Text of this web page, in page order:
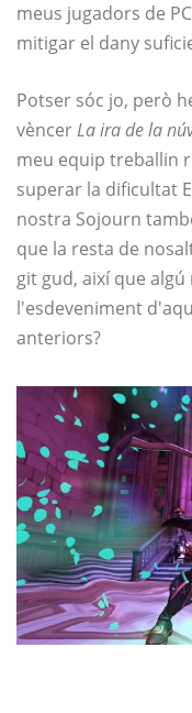
meus jugadors de
mitigar el dany
Potser sóc jo, però
vèncerLa ira de la
meu equip treballin
superar la dificultat
nostra Sojourn
que la resta de
git gud, així que
l'esdeveniment
anteriors?